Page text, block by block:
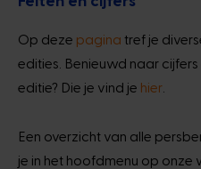
Op deze pagina tref je
edities. Benieuwd naar
editie? Die je vind je hier
Een overzicht van alle
je in het hoofdmenu op